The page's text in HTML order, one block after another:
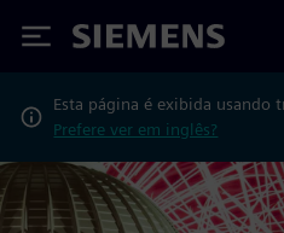
Siemens
Esta página é exibida usando
Prefere ver em inglês?